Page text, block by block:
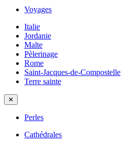
Voyages
Italie
Jordanie
Malte
Pèlerinage
Rome
Saint-Jacques-de-Compostelle
Terre sainte
✕
Perles
Cathédrales